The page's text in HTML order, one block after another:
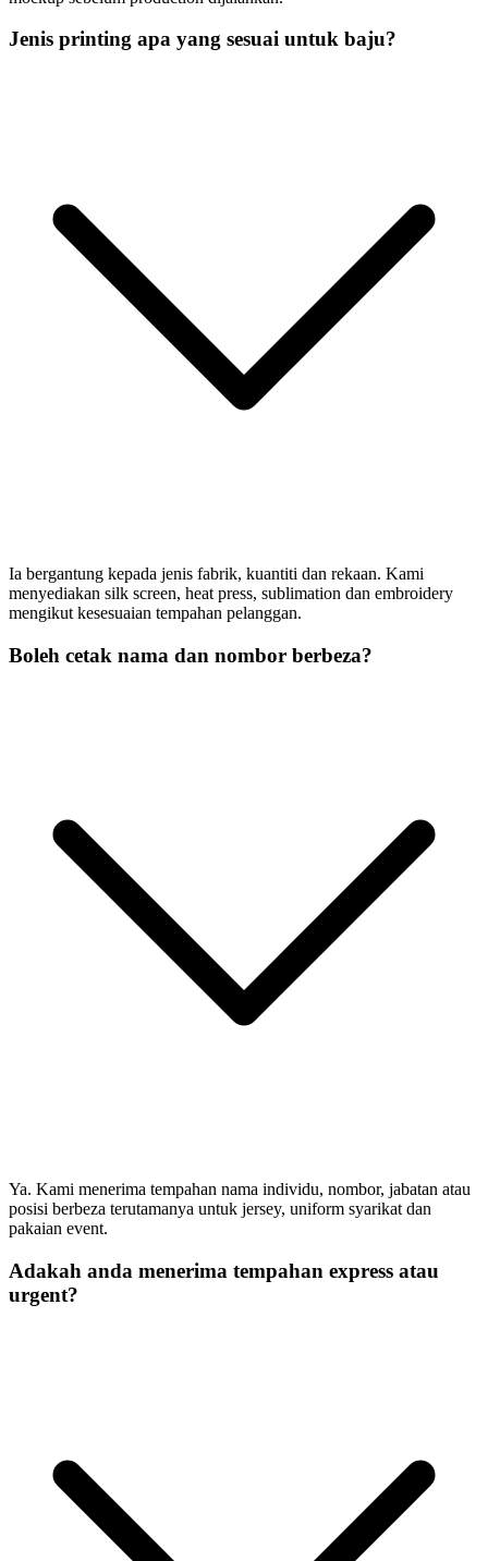
Jenis printing apa yang sesuai untuk baju?
Ia bergantung kepada jenis fabrik, kuantiti dan rekaan. Kami
menyediakan silk screen, heat press, sublimation dan embroidery
mengikut kesesuaian tempahan pelanggan.
Boleh cetak nama dan nombor berbeza?
Ya. Kami menerima tempahan nama individu, nombor, jabatan atau
posisi berbeza terutamanya untuk jersey, uniform syarikat dan
pakaian event.
Adakah anda menerima tempahan express atau
urgent?